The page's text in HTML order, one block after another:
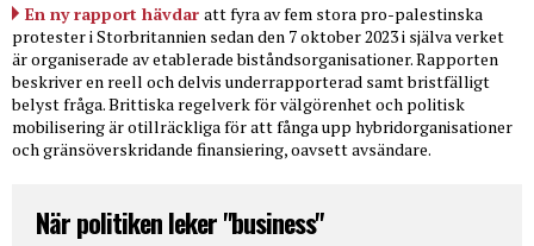
En ny rapport hävdar att fyra av fem stora pro-palestinska
protester i Storbritannien sedan den 7 oktober 2023 i själva verket
är organiserade av etablerade biståndsorganisationer. Rapporten
beskriver en reell och delvis underrapporterad samt bristfälligt
belyst fråga. Brittiska regelverk för välgörenhet och politisk
mobilisering är otillräckliga för att fånga upp hybridorganisationer
och gränsöverskridande finansiering, oavsett avsändare.
När politiken leker "business"